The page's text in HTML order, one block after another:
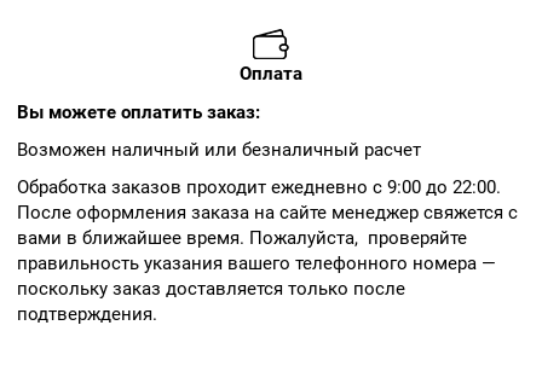
Оплата
Вы можете оплатить заказ:
Возможен наличный или безналичный расчет
Обработка заказов проходит ежедневно с 9:00 до 22:00.
После оформления заказа на сайте менеджер свяжется с
вами в ближайшее время. Пожалуйста, проверяйте
правильность указания вашего телефонного номера —
поскольку заказ доставляется только после
подтверждения.